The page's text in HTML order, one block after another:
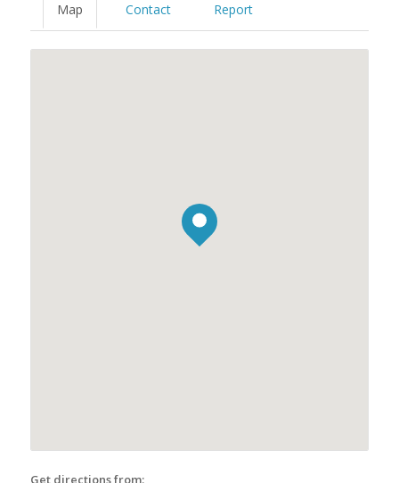
Map Contact Report
Get directions from: